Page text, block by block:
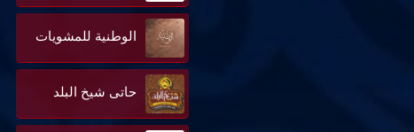
الوطنية للمشويات
حاتى شيخ البلد